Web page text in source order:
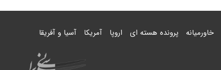
خاورمیانه پرونده هسته ای اروپا آمریکا آسیا و آفریقا